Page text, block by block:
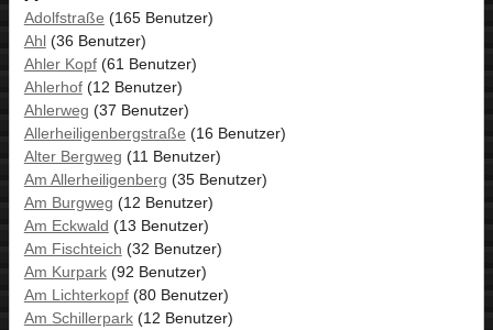
Adolfstraße (165 Benutzer)
Ahl(36 Benutzer)
Ahler Kopf(61 Benutzer)
Ahlerhof(12 Benutzer)
Ahlerweg (37 Benutzer)
Allerheiligenbergstraße (16 Benutzer)
Alter Bergweg (11 Benutzer)
Am Allerheiligenberg (35 Benutzer)
Am Burgweg (12 Benutzer)
Am Eckwald (13 Benutzer)
Am Fischteich (32 Benutzer)
Am Kurpark(92 Benutzer)
Am Lichterkopf(80 Benutzer)
Am Schillerpark(12 Benutzer)